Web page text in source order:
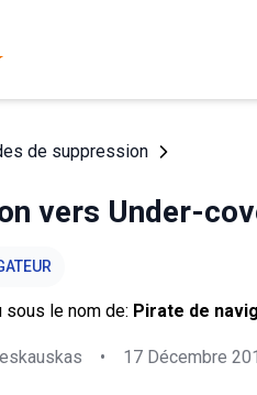
de suppression
vers Under-
sous le nom de: Pirate de
• 17 Décembre